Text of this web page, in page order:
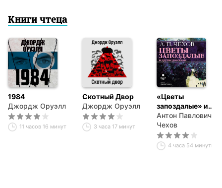
Книги чтеца
1984
Джордж Оруэлл
11 часов 16 минут
Скотный Двор
Джордж Оруэлл
3 часа 17 минут
«Цветы
запоздалые» и
другие рассказы
Антон Павлович
Чехов
4 часа 54 минуты